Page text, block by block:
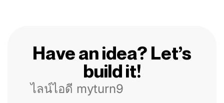
Have an idea? Let’s
build it!
ไลน์ไอดี myturn9